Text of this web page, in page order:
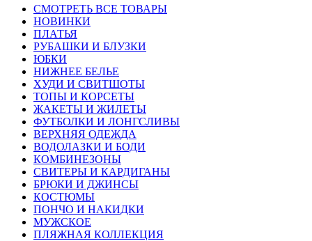
СМОТРЕТЬ ВСЕ ТОВАРЫ
НОВИНКИ
ПЛАТЬЯ
РУБАШКИ И БЛУЗКИ
ЮБКИ
НИЖНЕЕ БЕЛЬЕ
ХУДИ И СВИТШОТЫ
ТОПЫ И КОРСЕТЫ
ЖАКЕТЫ И ЖИЛЕТЫ
ФУТБОЛКИ И ЛОНГСЛИВЫ
ВЕРХНЯЯ ОДЕЖДА
ВОДОЛАЗКИ И БОДИ
КОМБИНЕЗОНЫ
СВИТЕРЫ И КАРДИГАНЫ
БРЮКИ И ДЖИНСЫ
КОСТЮМЫ
ПОНЧО И НАКИДКИ
МУЖСКОЕ
ПЛЯЖНАЯ КОЛЛЕКЦИЯ